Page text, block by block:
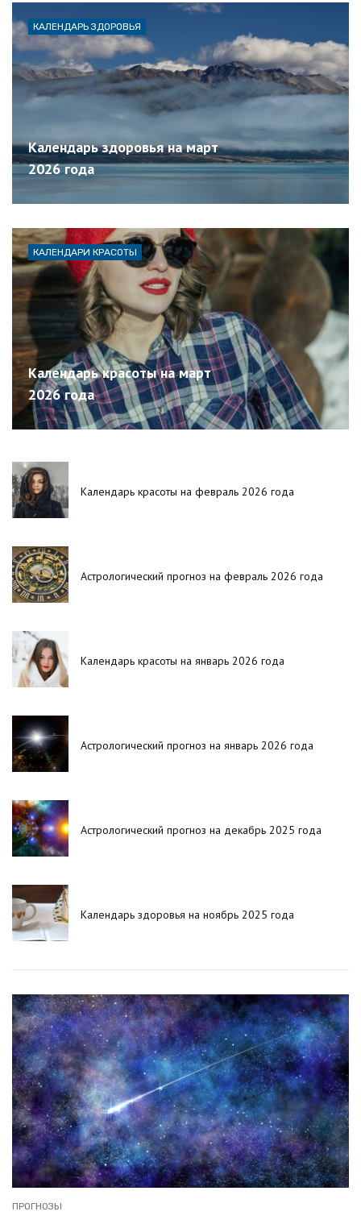
Календарь здоровья на март
2026 года
КАЛЕНДАРЬ ЗДОРОВЬЯ
Календарь красоты на март
2026 года
КАЛЕНДАРИ КРАСОТЫ
Календарь красоты на февраль 2026 года
Астрологический прогноз на февраль 2026 года
Календарь красоты на январь 2026 года
Астрологический прогноз на январь 2026 года
Астрологический прогноз на декабрь 2025 года
Календарь здоровья на ноябрь 2025 года
ПРОГНОЗЫ